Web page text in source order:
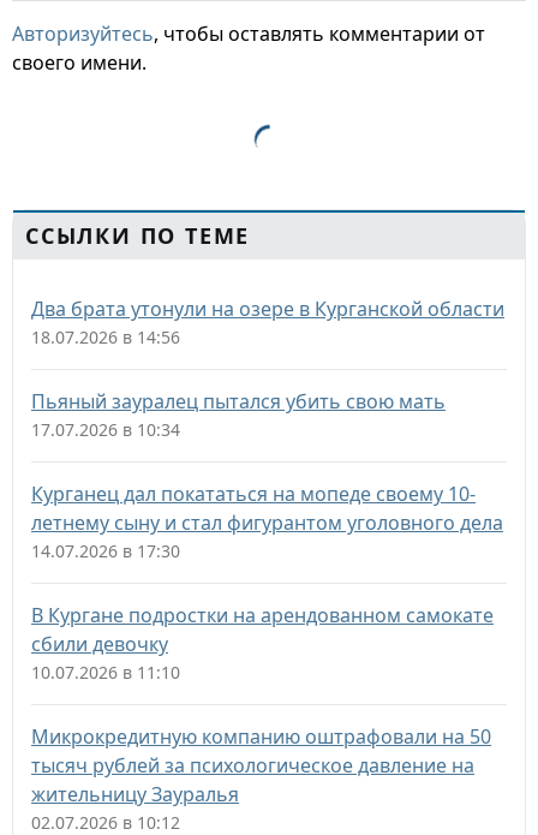
Авторизуйтесь, чтобы оставлять комментарии от
своего имени.
ССЫЛКИ ПО ТЕМЕ
Два брата утонули на озере в Курганской области
18.07.2026 в 14:56
Пьяный зауралец пытался убить свою мать
17.07.2026 в 10:34
Курганец дал покататься на мопеде своему 10-
летнему сыну и стал фигурантом уголовного дела
14.07.2026 в 17:30
В Кургане подростки на арендованном самокате
сбили девочку
10.07.2026 в 11:10
Микрокредитную компанию оштрафовали на 50
тысяч рублей за психологическое давление на
жительницу Зауралья
02.07.2026 в 10:12